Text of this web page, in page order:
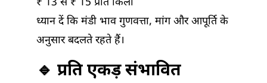
₹ 13 से ₹ 15 प्रति किलो
ध्यान दें कि मंडी भाव गुणवत्ता, मांग और आपूर्ति के
अनुसार बदलते रहते हैं।
🔹 प्रति एकड़ संभावित